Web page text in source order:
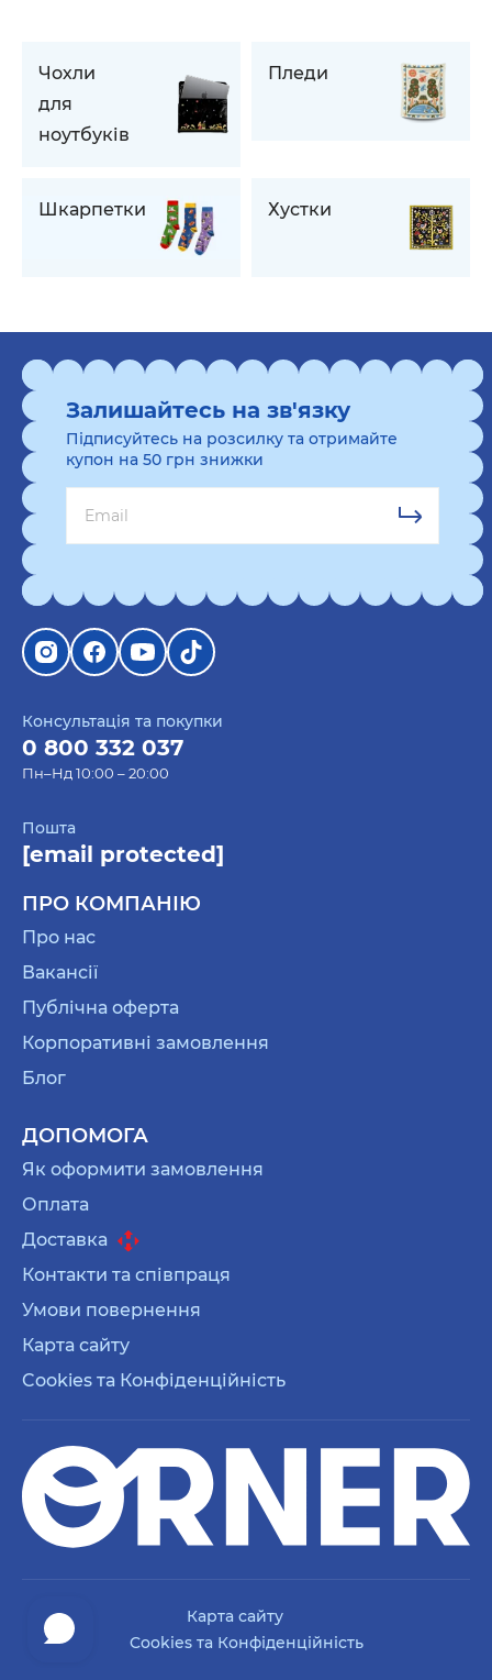
Чохли
для
ноутбуків
Пледи
Шкарпетки Хустки
Консультація та покупки
0 800 332 037
Пн–Нд 10:00 – 20:00
Пошта
[email protected]
ПРО КОМПАНІЮ
Про нас
Вакансії
Публічна оферта
Корпоративні замовлення
Блог
ДОПОМОГА
Як оформити замовлення
Оплата
Доставка
Контакти та співпраця
Умови повернення
Карта сайту
Cookies та Конфіденційність
Залишайтесь на зв'язку
Підписуйтесь на розсилку та отримайте
купон на 50 грн знижки
Карта сайту
Cookies та Конфіденційність